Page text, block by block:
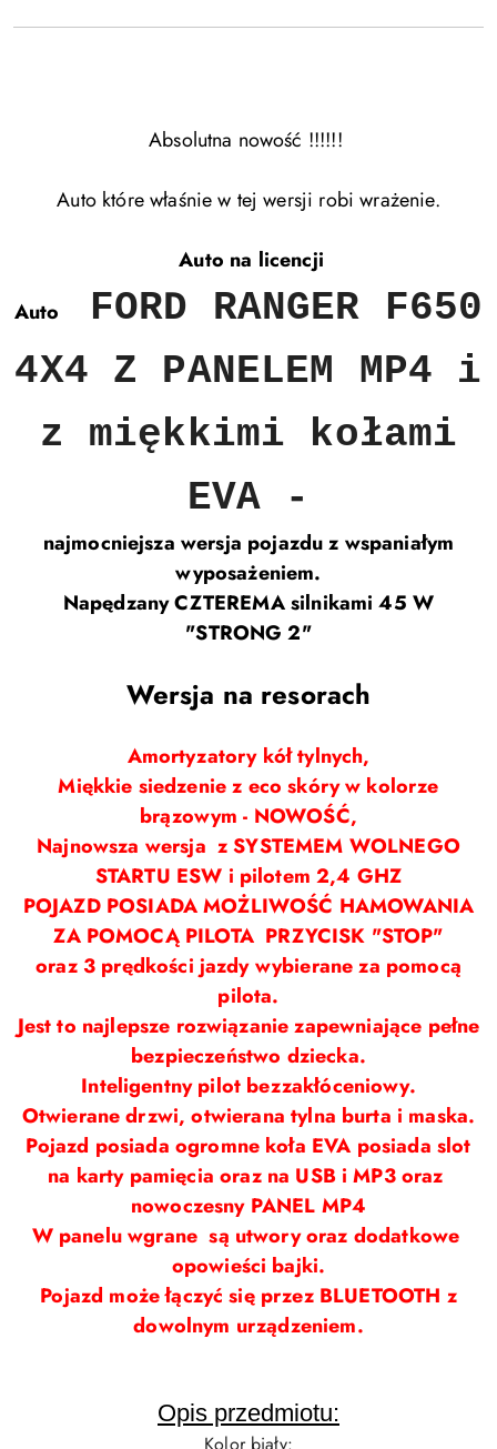
Absolutna nowość !!!!!!
Auto które właśnie w tej wersji robi wrażenie.
Auto na licencji
Auto
FORD RANGER F650
4X4 Z PANELEM MP4 i
z miękkimi kołami
EVA -
najmocniejsza wersja pojazdu z wspaniałym
wyposażeniem.
Napędzany CZTEREMA silnikami 45 W
"STRONG 2"
Wersja na resorach
Amortyzatory kół tylnych,
Miękkie siedzenie z eco skóry w kolorze
brązowym - NOWOŚĆ,
Najnowsza wersja z SYSTEMEM WOLNEGO
STARTU ESW i pilotem 2,4 GHZ
POJAZD POSIADA MOŻLIWOŚĆ HAMOWANIA
ZA POMOCĄ PILOTA PRZYCISK "STOP"
oraz 3 prędkości jazdy wybierane za pomocą
pilota.
Jest to najlepsze rozwiązanie zapewniające pełne
bezpieczeństwo dziecka.
Inteligentny pilot bezzakłóceniowy.
Otwierane drzwi, otwierana tylna burta i maska.
Pojazd posiada ogromne koła EVA posiada slot
na karty pamięcia oraz na USB i MP3 oraz
nowoczesny PANEL MP4
W panelu wgrane są utwory oraz dodatkowe
opowieści bajki.
Pojazd może łączyć się przez BLUETOOTH z
dowolnym urządzeniem.
Opis przedmiotu:
Kolor biały: